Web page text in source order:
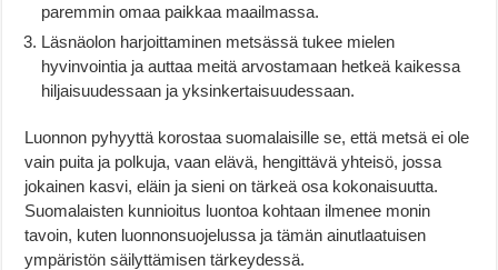
paremmin omaa paikkaa maailmassa.
Läsnäolon harjoittaminen metsässä tukee mielen
hyvinvointia ja auttaa meitä arvostamaan hetkeä kaikessa
hiljaisuudessaan ja yksinkertaisuudessaan.
Luonnon pyhyyttä korostaa suomalaisille se, että metsä ei ole
vain puita ja polkuja, vaan elävä, hengittävä yhteisö, jossa
jokainen kasvi, eläin ja sieni on tärkeä osa kokonaisuutta.
Suomalaisten kunnioitus luontoa kohtaan ilmenee monin
tavoin, kuten luonnonsuojelussa ja tämän ainutlaatuisen
ympäristön säilyttämisen tärkeydessä.